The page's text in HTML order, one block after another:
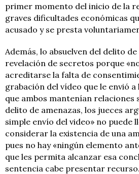
primer momento del inicio de la
graves dificultades económicas
acusado y se presta
Además, lo absuelven del delito
revelación de secretos porque
acreditarse la falta de
grabación del vídeo que le envió
que ambos mantenían relaciones
delito de amenazas, los jueces
simple envío del video» no puede
considerar la existencia de una
pues no hay «ningún elemento
que les permita alcanzar esa
sentencia cabe presentar recurso.